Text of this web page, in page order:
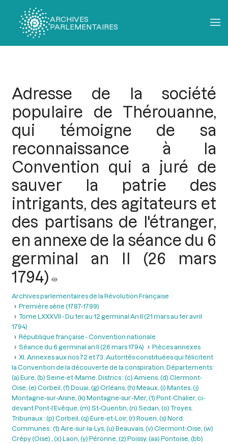
ARCHIVES
PARLEMENTAIRES
Adresse de la société
populaire de Thérouanne,
qui témoigne de sa
reconnaissance à la
Convention qui a juré de
sauver la patrie des
intrigants, des agitateurs et
des partisans de l'étranger,
en annexe de la séance du 6
germinal an II (26 mars
1794)
Archives parlementaires de la Révolution Française
Première série (1787-1799)
Tome LXXXVII - Du 1er au 12 germinal An II (21 mars au 1er avril
1794)
République française - Convention nationale
Séance du 6 germinal an II (26 mars 1794)
Pièces annexes
XI. Annexes aux nos 72 et 73. Autorités constituées qui félicitent
la Convention de la découverte de la conspiration. Départements :
(a) Eure, (b) Seine-et-Mame. Districs : (c) Amiens, (d) Clermont-
Oise, (e) Corbeil, (f) Douai, (g) Orléans, (h) Meaux, (i) Mantes, (j)
Montagne-sur-Aisne, (k) Montagne-sur -Mer, (1) Pont-Chalier, ci-
devant Pont-l’Evêque, (m) St-Quentin, (n) Sedan, (o) Troyes.
Tribunaux : (p) Corbeil, (q) Eure-et-Loir, (r) Rouen, (s) Nord.
Communes : (t) Aire-sur-la-Lys, (u) Beauvais, (v) Clermont-Oise, (w)
Crépy (Oise) , (x) Laon, (y) Péronne, (z) Poissy, (aa) Pontoise, (bb)